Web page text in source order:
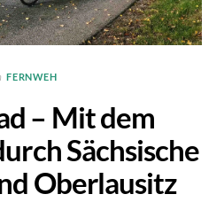
FERNWEH
– Mit dem
Sächsische
Oberlausitz